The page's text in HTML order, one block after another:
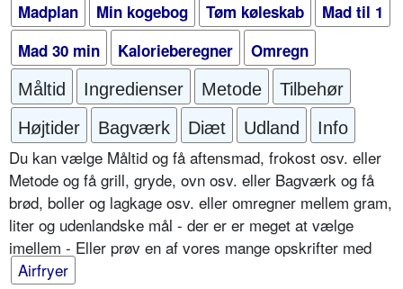
Madplan Min kogebog Tøm køleskab
Mad til 1
Mad 30 min
Kalorieberegner Omregn
Måltid Ingredienser Metode
Tilbehør
Højtider
Bagværk Diæt Udland Info
Du kan vælge Måltid og få aftensmad, frokost osv. eller
Metode og få grill, gryde, ovn osv. eller Bagværk og få
brød, boller og lagkage osv. eller omregner mellem gram,
liter og udenlandske mål - der er er meget at vælge
imellem - Eller prøv en af vores mange opskrifter med
Airfryer